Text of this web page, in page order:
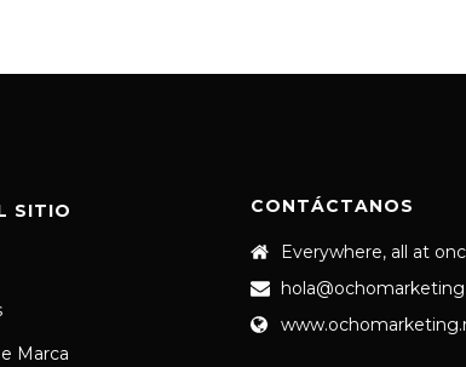
SITIO
Marca
CONTÁCTANOS
Everywhere, all at